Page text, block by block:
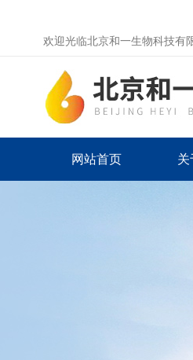
欢迎光临北京和一生物科技有
网站首页 关